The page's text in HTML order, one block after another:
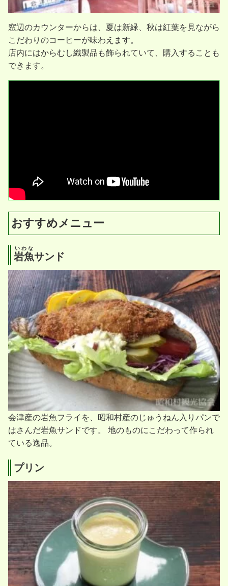
窓辺のカウンターからは、夏は新緑、秋は紅葉を見ながら
こだわりのコーヒーが味わえます。
店内にはからむし織製品も飾られていて、購入することも
できます。
おすすめメニュー
岩魚
いわな
サンド
会津産の岩魚フライを、昭和村産のじゅうねん入りパンで
はさんだ岩魚サンドです。
地のものにこだわって作られ
ている逸品。
プリン